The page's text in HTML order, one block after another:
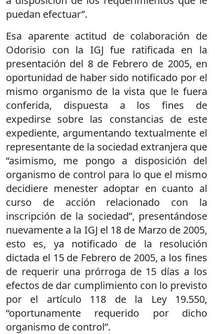
puedan efectuar”.
Esa aparente actitud de colaboración de
Odorisio con la IGJ fue ratificada en la
presentación del 8 de Febrero de 2005, en
oportunidad de haber sido notificado por el
mismo organismo de la vista que le fuera
conferida, dispuesta a los fines de
expedirse sobre las constancias de este
expediente, argumentando textualmente el
representante de la sociedad extranjera que
“asimismo, me pongo a disposición del
organismo de control para lo que el mismo
decidiere menester adoptar en cuanto al
curso de acción relacionado con la
inscripción de la sociedad”, presentándose
nuevamente a la IGJ el 18 de Marzo de 2005,
esto es, ya notificado de la resolución
dictada el 15 de Febrero de 2005, a los fines
de requerir una prórroga de 15 días a los
efectos de dar cumplimiento con lo previsto
por el artículo 118 de la Ley 19.550,
“oportunamente requerido por dicho
organismo de control”.